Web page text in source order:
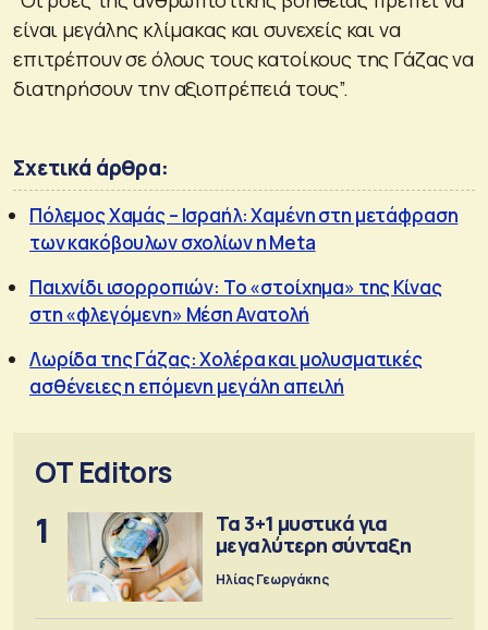
είναι μεγάλης κλίμακας και συνεχείς και να
επιτρέπουν σε όλους τους κατοίκους της Γάζας να
διατηρήσουν την αξιοπρέπειά τους”.
Σχετικά άρθρα:
Πόλεμος Χαμάς – Ισραήλ: Χαμένη στη μετάφραση
των κακόβουλων σχολίων η Meta
Παιχνίδι ισορροπιών: Το «στοίχημα» της Κίνας
στη «φλεγόμενη» Μέση Ανατολή
Λωρίδα της Γάζας: Χολέρα και μολυσματικές
ασθένειες η επόμενη μεγάλη απειλή
OT Editors
1
Τα 3+1 μυστικά για
μεγαλύτερη σύνταξη
Ηλίας Γεωργάκης